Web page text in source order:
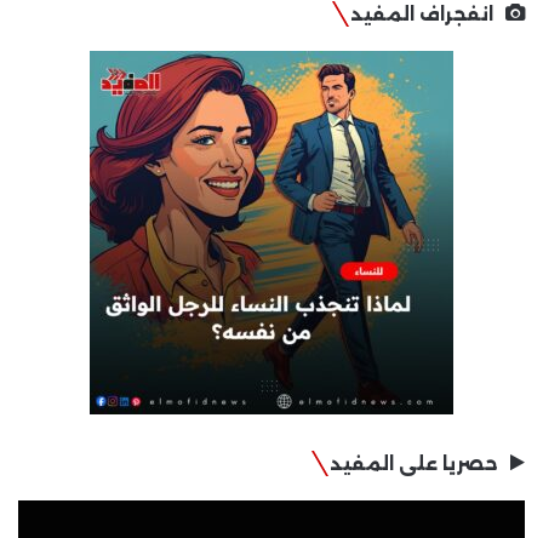
انفجراف المفيد
حصريا على المفيد